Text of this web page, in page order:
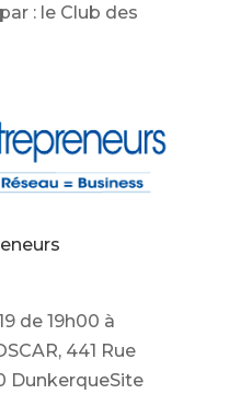
: le Club des
de 19h00 à
441 Rue
DunkerqueSite